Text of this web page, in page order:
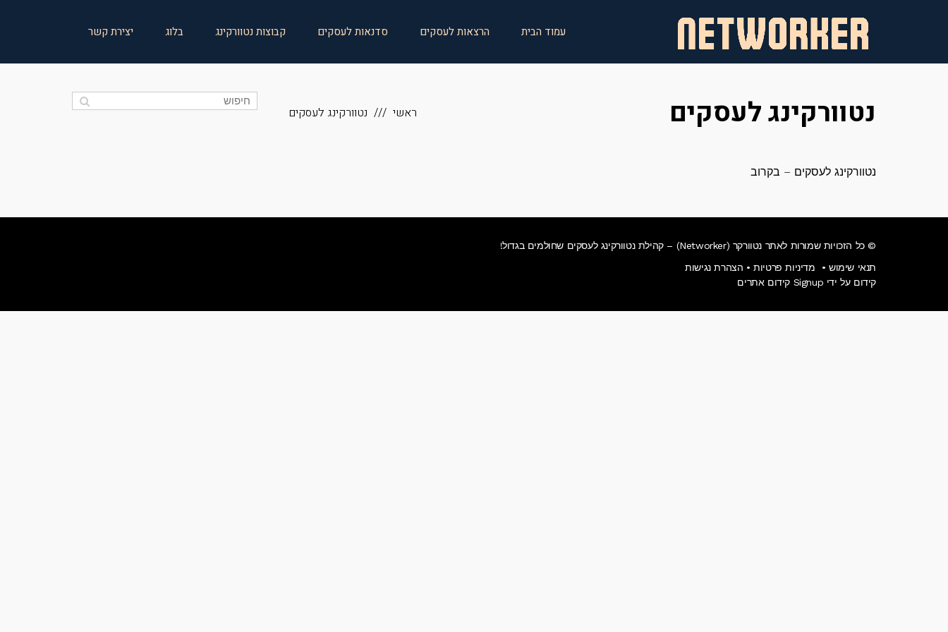
עמוד הבית הרצאות לעסקים סדנאות לעסקים קבוצות נטוורקינג בלוג יצירת קשר
ראשי נטוורקינג לעסקים נטוורקינג לעסקים
נטוורקינג לעסקים – בקרוב
© כל הזכויות שמורות לאתר נטוורקר (Networker) – קהילת נטוורקינג לעסקים שחולמים בגדול!
תנאי שימוש • מדיניות פרטיות• הצהרת נגישות
קידום על ידי Signup קידום אתרים